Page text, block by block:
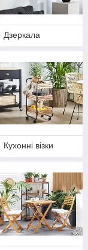
Дзеркала
Кухонні візки